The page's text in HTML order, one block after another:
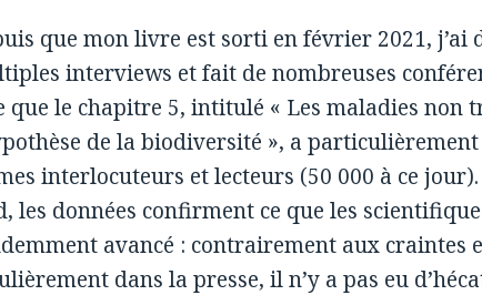
que mon livre est sorti en février 2021, j’ai
interviews et fait de nombreuses
que le chapitre 5, intitulé « Les maladies non
de la biodiversité », a
interlocuteurs et lecteurs (50 000 à ce
les données confirment ce que les
avancé : contrairement aux craintes
dans la presse, il n’y a pas eu